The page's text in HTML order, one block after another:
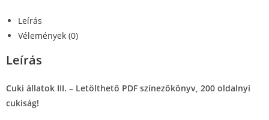
Leírás
Vélemények (0)
Leírás
Cuki állatok III. – Letölthető PDF színezőkönyv, 200 oldalnyi
cukiság!